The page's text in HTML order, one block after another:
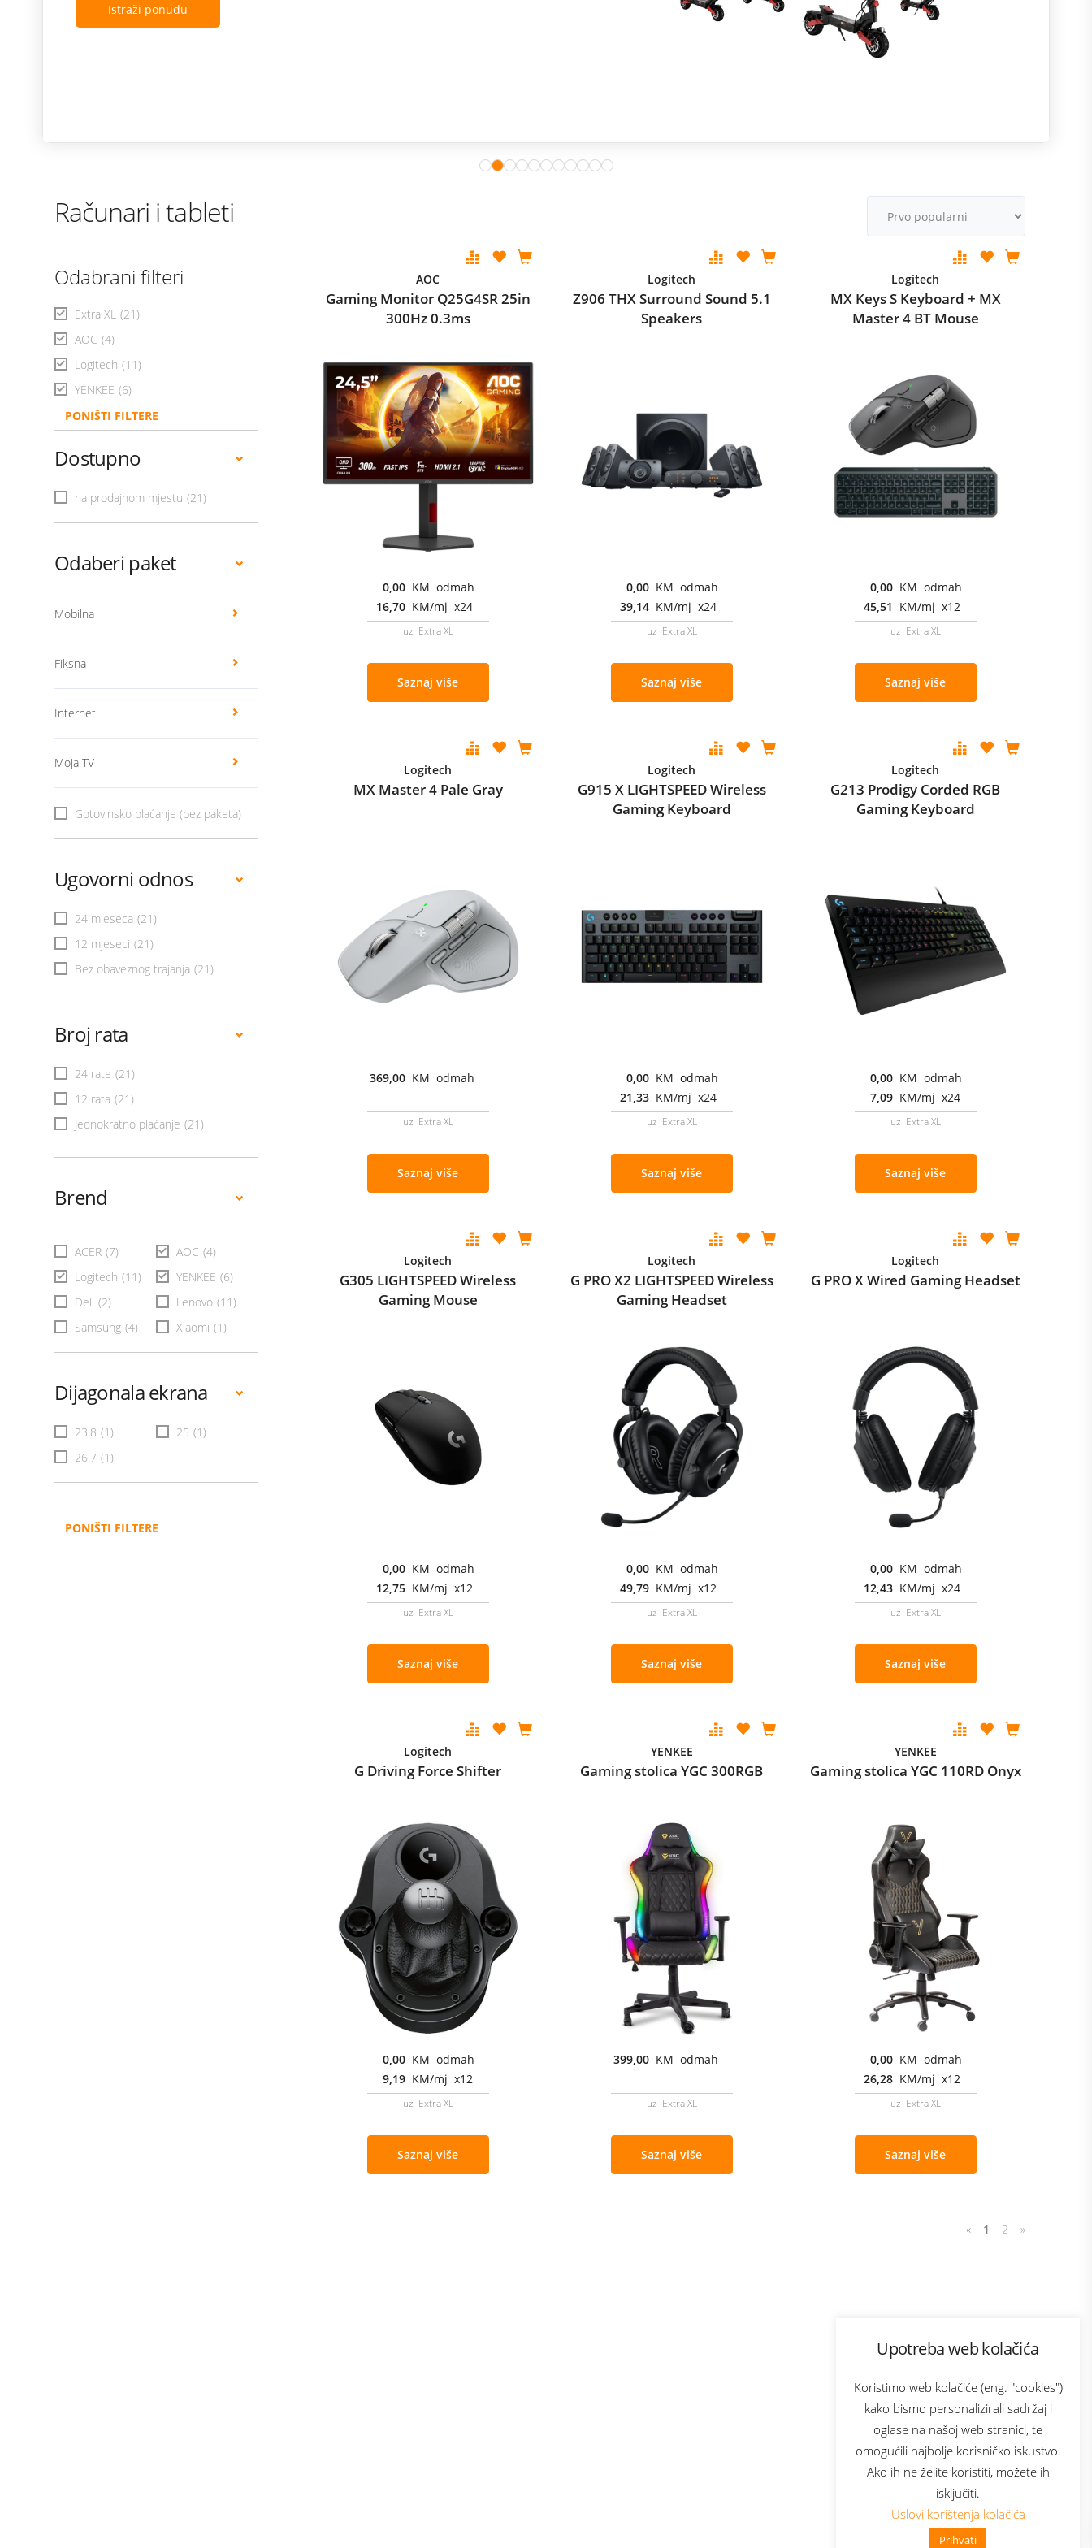
Upotreba web kolačića
Koristimo web kolačiće (eng. "cookies")
kako bismo personalizirali sadržaj i
oglase na našoj web stranici, te
omogućili najbolje korisničko iskustvo.
Ako ih ne želite koristiti, možete ih
isključiti.
Uslovi korištenja kolačića
Prihvati
👋 Zdravo, kako mogu pomoći?
Istraži ponudu
Računari i tableti
Odabrani filteri
Extra XL (21)
AOC (4)
Logitech (11)
YENKEE (6)
PONIŠTI FILTERE
Dostupno
na prodajnom mjestu (21)
Odaberi paket
Mobilna
Fiksna
Internet
Moja TV
Gotovinsko plaćanje (bez paketa)
Ugovorni odnos
24 mjeseca (21)
12 mjeseci (21)
Bez obaveznog trajanja (21)
Broj rata
24 rate (21)
12 rata (21)
Jednokratno plaćanje (21)
Brend
ACER (7) AOC (4)
Logitech (11) YENKEE (6)
Dell (2) Lenovo (11)
Samsung (4) Xiaomi (1)
Dijagonala ekrana
23.8 (1) 25 (1)
26.7 (1)
PONIŠTI FILTERE
AOC
Gaming Monitor Q25G4SR 25in
300Hz 0.3ms
0,00 KM odmah
16,70 KM/mj x24
uz Extra XL
Saznaj više
Logitech
Z906 THX Surround Sound 5.1
Speakers
0,00 KM odmah
39,14 KM/mj x24
uz Extra XL
Saznaj više
Logitech
MX Keys S Keyboard + MX
Master 4 BT Mouse
0,00 KM odmah
45,51 KM/mj x12
uz Extra XL
Saznaj više
Logitech
MX Master 4 Pale Gray
369,00 KM odmah
uz Extra XL
Saznaj više
Logitech
G915 X LIGHTSPEED Wireless
Gaming Keyboard
0,00 KM odmah
21,33 KM/mj x24
uz Extra XL
Saznaj više
Logitech
G213 Prodigy Corded RGB
Gaming Keyboard
0,00 KM odmah
7,09 KM/mj x24
uz Extra XL
Saznaj više
Logitech
G305 LIGHTSPEED Wireless
Gaming Mouse
0,00 KM odmah
12,75 KM/mj x12
uz Extra XL
Saznaj više
Logitech
G PRO X2 LIGHTSPEED Wireless
Gaming Headset
0,00 KM odmah
49,79 KM/mj x12
uz Extra XL
Saznaj više
Logitech
G PRO X Wired Gaming Headset
0,00 KM odmah
12,43 KM/mj x24
uz Extra XL
Saznaj više
Logitech
G Driving Force Shifter
0,00 KM odmah
9,19 KM/mj x12
uz Extra XL
Saznaj više
YENKEE
Gaming stolica YGC 300RGB
399,00 KM odmah
uz Extra XL
Saznaj više
YENKEE
Gaming stolica YGC 110RD Onyx
0,00 KM odmah
26,28 KM/mj x12
uz Extra XL
Saznaj više
« 1 2 »
Bonus plus
Prijava za newsletter